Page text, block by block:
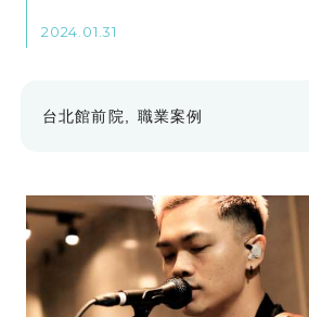
2024.01.31
台北館前院 職業案例